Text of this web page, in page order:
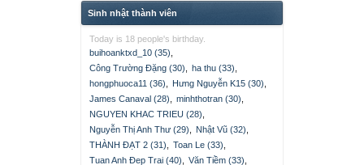
Sinh nhật thành viên
Today is 18 people's birthday.
buihoanktxd_10 (35)
Công Trường Đặng (30)
ha thu (33)
hongphuoca11 (36)
Hưng Nguyễn K15 (30)
James Canaval (28)
minhthotran (30)
NGUYEN KHAC TRIEU (28)
Nguyễn Thị Anh Thư (29)
Nhật Vũ (32)
THÀNH ĐẠT 2 (31)
Toan Le (33)
Tuan Anh Đep Trai (40)
Văn Tiềm (33)